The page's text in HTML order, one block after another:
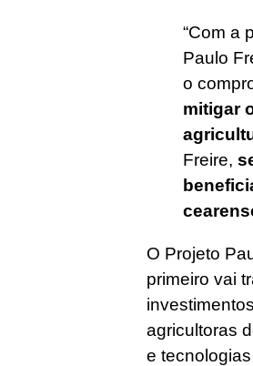
“Com a
Paulo
o
mitigar
Freire,
O Projeto
primeiro vai
agricultoras
e